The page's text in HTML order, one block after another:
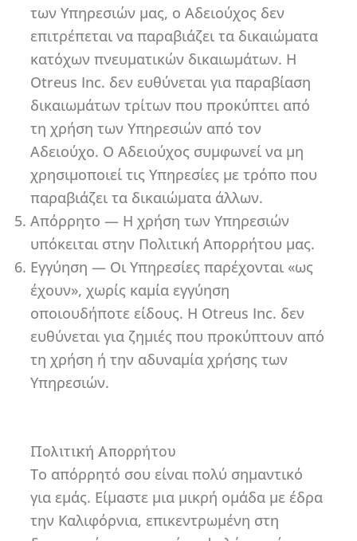
των Υπηρεσιών μας, ο Αδειούχος δεν
επιτρέπεται να παραβιάζει τα δικαιώματα
κατόχων πνευματικών δικαιωμάτων. Η
Otreus Inc. δεν ευθύνεται για παραβίαση
δικαιωμάτων τρίτων που προκύπτει από
τη χρήση των Υπηρεσιών από τον
Αδειούχο. Ο Αδειούχος συμφωνεί να μη
χρησιμοποιεί τις Υπηρεσίες με τρόπο που
παραβιάζει τα δικαιώματα άλλων.
Απόρρητο — Η χρήση των Υπηρεσιών
υπόκειται στην Πολιτική Απορρήτου μας.
Εγγύηση — Οι Υπηρεσίες παρέχονται «ως
έχουν», χωρίς καμία εγγύηση
οποιουδήποτε είδους. Η Otreus Inc. δεν
ευθύνεται για ζημιές που προκύπτουν από
τη χρήση ή την αδυναμία χρήσης των
Υπηρεσιών.
Πολιτική Απορρήτου
Το απόρρητό σου είναι πολύ σημαντικό
για εμάς. Είμαστε μια μικρή ομάδα με έδρα
την Καλιφόρνια, επικεντρωμένη στη